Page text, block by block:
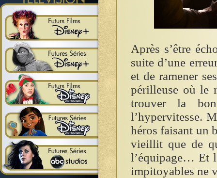
Après s’être
suite d’une
et de ramener
périlleuse où le
trouver la
l’hypervitesse.
héros faisant un
vieillit que de
l’équipage… Et
impitoyables ne